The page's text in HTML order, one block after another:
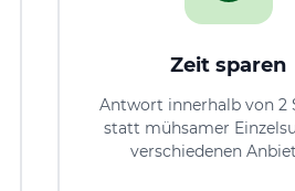
Zeit sparen
Antwort innerhalb von 2
statt mühsamer
verschiedenen